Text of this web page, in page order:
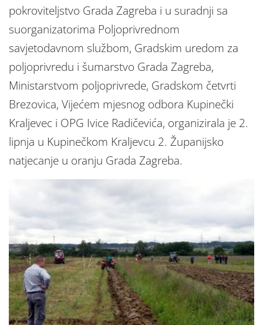
pokroviteljstvo Grada Zagreba i u suradnji sa
suorganizatorima Poljoprivrednom
savjetodavnom službom, Gradskim uredom za
poljoprivredu i šumarstvo Grada Zagreba,
Ministarstvom poljoprivrede, Gradskom četvrti
Brezovica, Vijećem mjesnog odbora Kupinečki
Kraljevec i OPG Ivice Radičevića, organizirala je 2.
lipnja u Kupinečkom Kraljevcu 2. Županijsko
natjecanje u oranju Grada Zagreba.